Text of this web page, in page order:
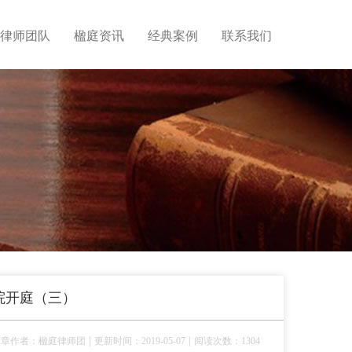
律师团队 楹庭资讯 经典案例 联系我们
庭（三）
作者：楹庭律师团 更新时间：2019-05-07 阅读次数：1304